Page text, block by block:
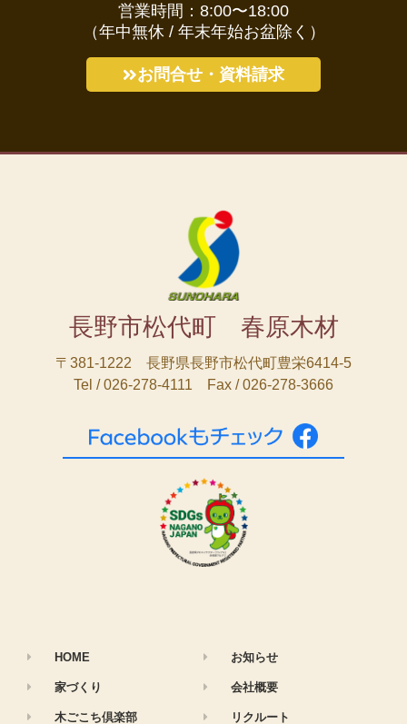
営業時間：8:00〜18:00
（年中無休 / 年末年始お盆除く）
お問合せ・資料請求
長野市松代町 春原木材
〒381-1222 長野県長野市松代町豊栄6414-5
Tel / 026-278-4111 Fax / 026-278-3666
HOME
家づくり
木ごこち倶楽部
お知らせ
会社概要
リクルート